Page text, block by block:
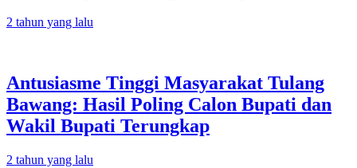
2 tahun yang lalu
Antusiasme Tinggi Masyarakat Tulang
Bawang: Hasil Poling Calon Bupati dan
Wakil Bupati Terungkap
2 tahun yang lalu